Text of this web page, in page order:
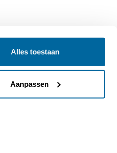
Alles toestaan
Aanpassen